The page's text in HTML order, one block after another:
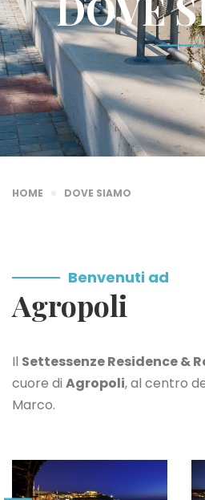
HOME DOVE SIAMO
Benvenuti ad
Agropoli
Il Settessenze Residence &
cuore di Agropoli, al centro
Marco.